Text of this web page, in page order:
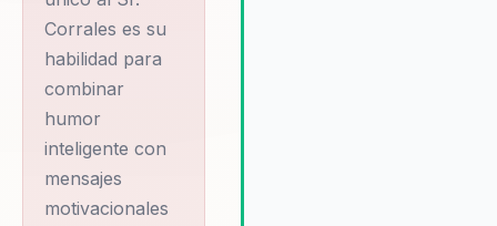
con empresas de
renombre como
Banco SANTANDER,
THOMSON
REUTERS
ARANZADI, y FRIGO,
Corrales es su
habilidad para
combinar
humor
inteligente con
mensajes
motivacionales